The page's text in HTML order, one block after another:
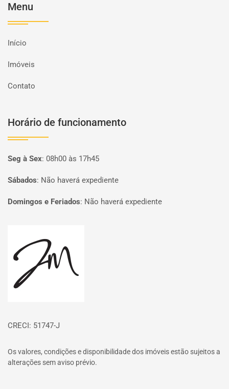
Menu
Início
Imóveis
Contato
Horário de funcionamento
Seg à Sex: 08h00 às 17h45
Sábados: Não haverá expediente
Domingos e Feriados: Não haverá expediente
CRECI: 51747-J
Os valores, condições e disponibilidade dos imóveis estão sujeitos a
alterações sem aviso prévio.